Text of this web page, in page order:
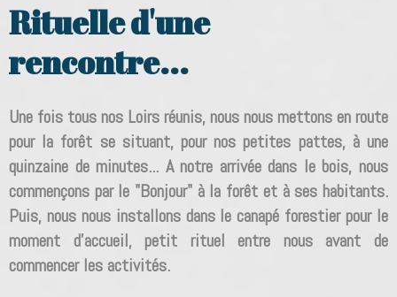
Rituelle d'une
rencontre...
Une fois tous nos Loirs réunis, nous nous mettons en route
pour la forêt se situant, pour nos petites pattes, à une
quinzaine de minutes... A notre arrivée dans le bois, nous
commençons par le "Bonjour" à la forêt et à ses habitants.
Puis, nous nous installons dans le canapé forestier pour le
moment d'accueil, petit rituel entre nous avant de
commencer les activités.